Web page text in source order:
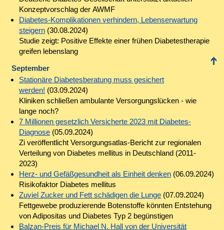
Konzeptvorschlag der AWMF
Diabetes-Komplikationen verhindern, Lebenserwartung
steigern(30.08.2024)
Studie zeigt: Positive Effekte einer frühen Diabetestherapie
greifen lebenslang
September
Stationäre Diabetesberatung muss gesichert
werden! (03.09.2024)
Kliniken schließen ambulante Versorgungslücken - wie
lange noch?
7 Millionen gesetzlich Versicherte 2023 mit Diabetes-
Diagnose(05.09.2024)
Zi veröffentlicht Versorgungsatlas-Bericht zur regionalen
Verteilung von Diabetes mellitus in Deutschland (2011-
2023)
Herz- und Gefäßgesundheit als Einheit denken(06.09.2024)
Risikofaktor Diabetes mellitus
Zuviel Zucker und Fett schädigen die Lunge(07.09.2024)
Fettgewebe produzierende Botenstoffe könnten Entstehung
von Adipositas und Diabetes Typ 2 begünstigen
Balzan-Preis für Michael N. Hall von der Universität